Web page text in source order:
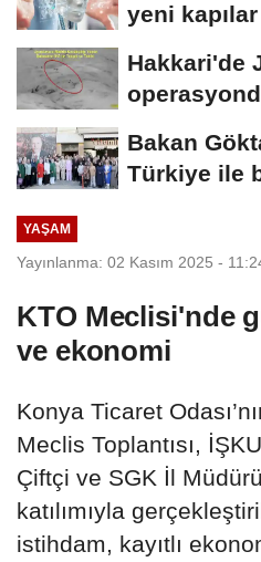
yeni
Hakkari'de
Bakan
Türkiye ile
YAŞAM
Yayınlanma: 02 Kasım 2025 -
KTO Meclisi'nde
ve ekonomi
Konya Ticaret
Meclis Toplantısı,
Çiftçi ve SGK İl Müdürü
katılımıyla
istihdam, kayıtlı